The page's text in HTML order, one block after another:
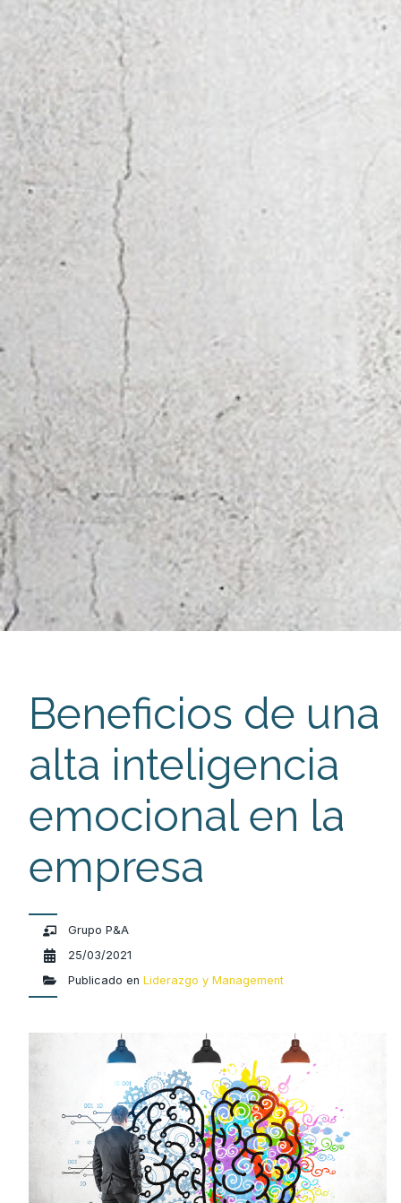
Beneficios de una
alta inteligencia
emocional en la
empresa
Grupo P&A
25/03/2021
Publicado en Liderazgo y Management